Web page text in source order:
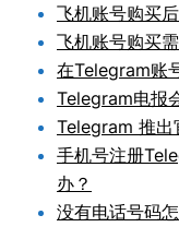
飞机账号购买
飞机账号购买
在Telegram账
Telegram电报
Telegram 推出
手机号注册
办？
没有电话号码